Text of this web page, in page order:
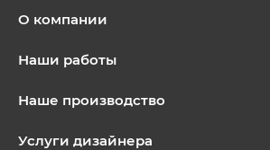
О компании
Наши работы
Наше производство
Услуги дизайнера